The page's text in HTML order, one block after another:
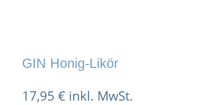
GIN Honig-Likör
17,95 € inkl. MwSt.